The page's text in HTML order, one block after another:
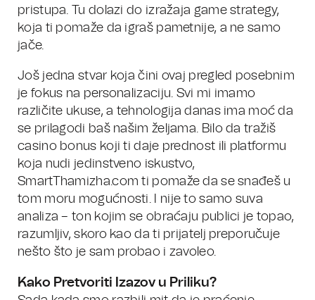
pristupa. Tu dolazi do izražaja game strategy,
koja ti pomaže da igraš pametnije, a ne samo
jače.
Još jedna stvar koja čini ovaj pregled posebnim
je fokus na personalizaciju. Svi mi imamo
različite ukuse, a tehnologija danas ima moć da
se prilagodi baš našim željama. Bilo da tražiš
casino bonus koji ti daje prednost ili platformu
koja nudi jedinstveno iskustvo,
SmartThamizha.com ti pomaže da se snađeš u
tom moru mogućnosti. I nije to samo suva
analiza – ton kojim se obraćaju publici je topao,
razumljiv, skoro kao da ti prijatelj preporučuje
nešto što je sam probao i zavoleo.
Kako Pretvoriti Izazov u Priliku?